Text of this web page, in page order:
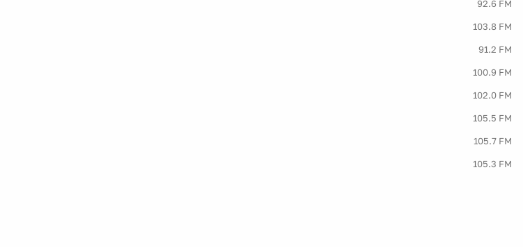
92.6 FM
103.8 FM
91.2 FM
100.9 FM
102.0 FM
105.5 FM
105.7 FM
105.3 FM